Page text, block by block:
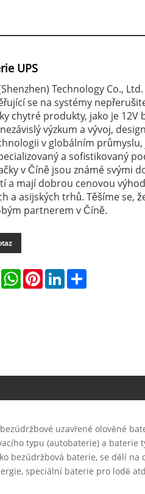
UPS
Technology Co.,
se na systémy
chytré produkty, jako je 12V
výzkum a vývoj,
v globálním
a sofistikovaný
v Číně jsou známé svými
a mají dobrou cenovou
a asijských trhů. Těšíme se,
partnerem v Číně.
X WhatsApp
PinterestLinkedIn
uzavřené olověné
typu (autobaterie) a baterie
bezúdržbová baterie, se dělí na
speciální baterie pro lodě